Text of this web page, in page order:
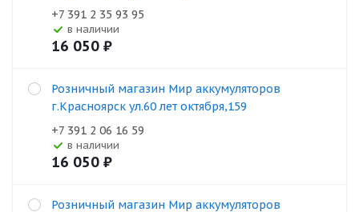
+7 391 2 35 93 95
В наличии
16 050 ₽
Розничный магазин Мир аккумуляторов
г.Красноярск ул.60 лет октября,159
+7 391 2 06 16 59
В наличии
16 050 ₽
Розничный магазин Мир аккумуляторов